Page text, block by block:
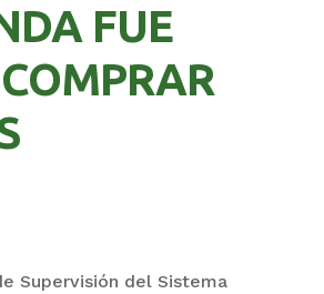
FUE
Supervisión del Sistema